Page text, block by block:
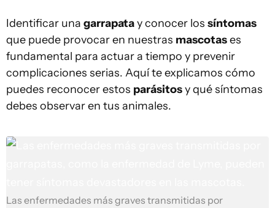
Identificar una garrapatay conocer los síntomas
que puede provocar en nuestras mascotases
fundamental para actuar a tiempo y prevenir
complicaciones serias. Aquí te explicamos cómo
puedes reconocer estos parásitosy qué síntomas
debes observar en tus animales.
Las enfermedades más graves transmitidas por